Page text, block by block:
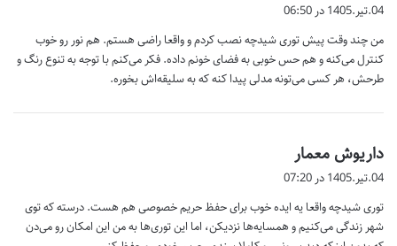
:
04.تیر.1405 در 06:50
من چند وقت پیش توری شیدچه نصب کردم و واقعا راضی هستم. هم نور رو خوب
کنترل می‌کنه و هم حس خوبی به فضای خونم داده. فکر می‌کنم با توجه به تنوع رنگ و
طرحش، هر کسی می‌تونه مدلی پیدا کنه که به سلیقه‌اش بخوره.
داریوش معمار
ف
04.تیر.1405 در 07:20
توری شیدچه واقعا یه ایده خوب برای حفظ حریم خصوصی هم هست. درسته که توی
شهر زندگی می‌کنیم و همسایه‌ها نزدیکن، اما این توری‌ها به من این امکان رو می‌دن